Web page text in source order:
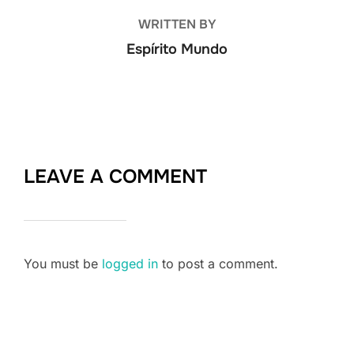
WRITTEN BY
Espírito Mundo
LEAVE A COMMENT
You must be logged in to post a comment.